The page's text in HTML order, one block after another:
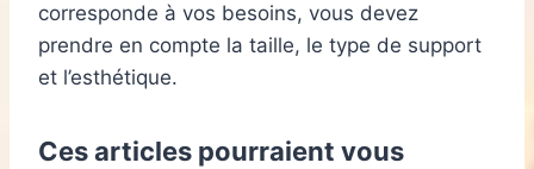
corresponde à vos besoins, vous devez
prendre en compte la taille, le type de support
et l’esthétique.
Ces articles pourraient vous